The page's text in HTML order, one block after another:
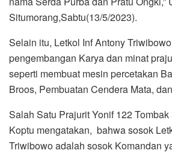
Situmorang,Sabtu(13/5/2023).
Selain itu, Letkol Inf Antony
pengembangan Karya dan minat
seperti membuat mesin percetakan
Broos, Pembuatan Cendera Mata,
Salah Satu Prajurit Yonif 122
Koptu mengatakan, bahwa sosok
Triwibowo adalah sosok Komandan